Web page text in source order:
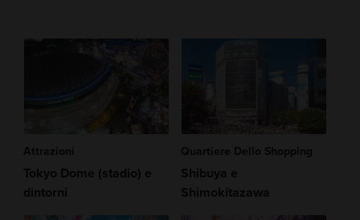
Attrazioni
Tokyo Dome (stadio) e
dintorni
Quartiere Dello Shopping
Shibuya e
Shimokitazawa